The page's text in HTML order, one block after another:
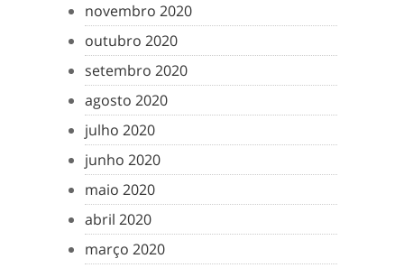
novembro 2020
outubro 2020
setembro 2020
agosto 2020
julho 2020
junho 2020
maio 2020
abril 2020
março 2020